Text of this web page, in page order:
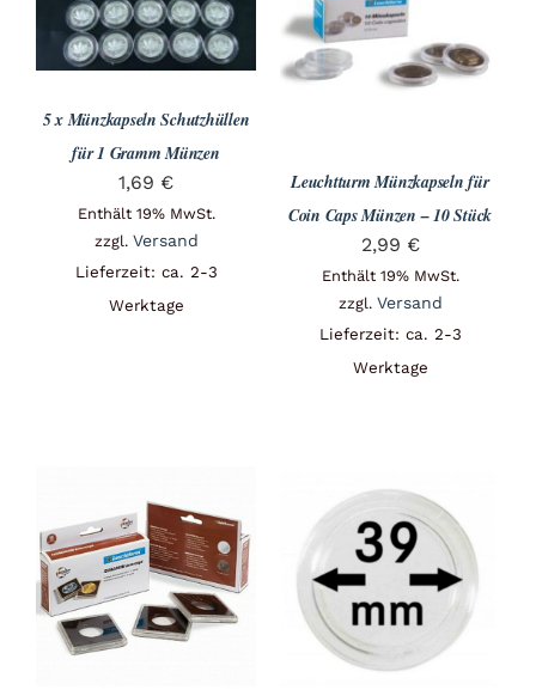
5 x Münzkapseln Schutzhüllen
für 1 Gramm Münzen
1,69 €
Enthält 19% MwSt.
zzgl. Versand
Lieferzeit: ca. 2-3
Werktage
Leuchtturm Münzkapseln für
Coin Caps Münzen – 10 Stück
2,99 €
Enthält 19% MwSt.
zzgl. Versand
Lieferzeit: ca. 2-3
Werktage